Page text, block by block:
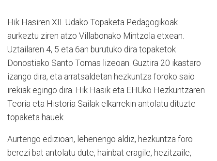
Hik Hasiren XII. Udako Topaketa Pedagogikoak
aurkeztu ziren atzo Villabonako Mintzola etxean.
Uztailaren 4, 5 eta 6an burutuko dira topaketok
Donostiako Santo Tomas lizeoan. Guztira 20 ikastaro
izango dira, eta arratsaldetan hezkuntza foroko saio
irekiak egingo dira. Hik Hasik eta EHUko Hezkuntzaren
Teoria eta Historia Sailak elkarrekin antolatu dituzte
topaketa hauek.
Aurtengo edizioan, lehenengo aldiz, hezkuntza foro
berezi bat antolatu dute, hainbat eragile, hezitzaile,